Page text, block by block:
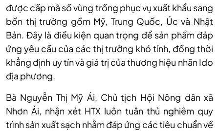
được cấp mã số vùng trồng phục vụ xuất khẩu sang
bốn thị trường gồm Mỹ, Trung Quốc, Úc và Nhật
Bản. Đây là điều kiện quan trọng để sản phẩm đáp
ứng yêu cầu của các thị trường khó tính, đồng thời
khẳng định uy tín và giá trị của thương hiệu nhãn Ido
địa phương.
Bà Nguyễn Thị Mỹ Ái, Chủ tịch Hội Nông dân xã
Nhơn Ái, nhận xét HTX luôn tuân thủ nghiêm quy
trình sản xuất sạch nhằm đáp ứng các tiêu chuẩn về